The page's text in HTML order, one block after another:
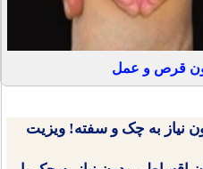
قرص و عمل
نیاز به چک و سفته! ویزیت